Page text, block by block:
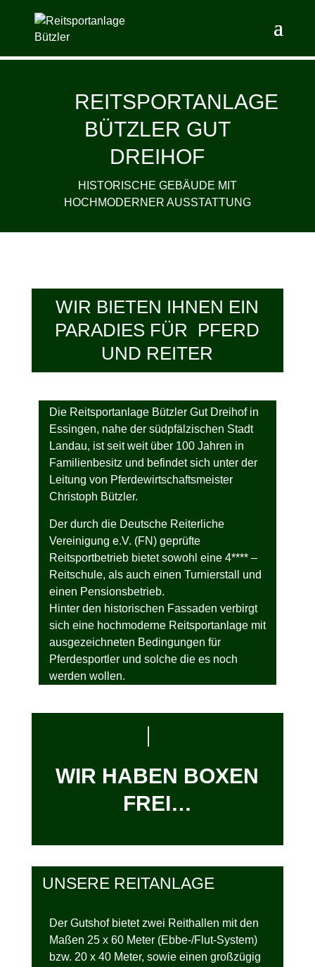
REITSPORTANLAGE
BÜTZLER GUT
DREIHOF
HISTORISCHE GEBÄUDE MIT
HOCHMODERNER AUSSTATTUNG
WIR BIETEN IHNEN EIN
PARADIES FÜR PFERD
UND REITER
Die Reitsportanlage Bützler Gut Dreihof in
Essingen, nahe der südpfälzischen Stadt
Landau, ist seit weit über 100 Jahren in
Familienbesitz und befindet sich unter der
Leitung von Pferdewirtschaftsmeister
Christoph Bützler.
Der durch die Deutsche Reiterliche
Vereinigung e.V. (FN) geprüfte
Reitsportbetrieb bietet sowohl eine 4**** –
Reitschule, als auch einen Turnierstall und
einen Pensionsbetrieb.
Hinter den historischen Fassaden verbirgt
sich eine hochmoderne Reitsportanlage mit
ausgezeichneten Bedingungen für
Pferdesportler und solche die es noch
werden wollen.
WIR HABEN BOXEN
FREI…
UNSERE REITANLAGE
Der Gutshof bietet zwei Reithallen mit den
Maßen 25 x 60 Meter (Ebbe-/Flut-System)
bzw. 20 x 40 Meter, sowie einen großzügig